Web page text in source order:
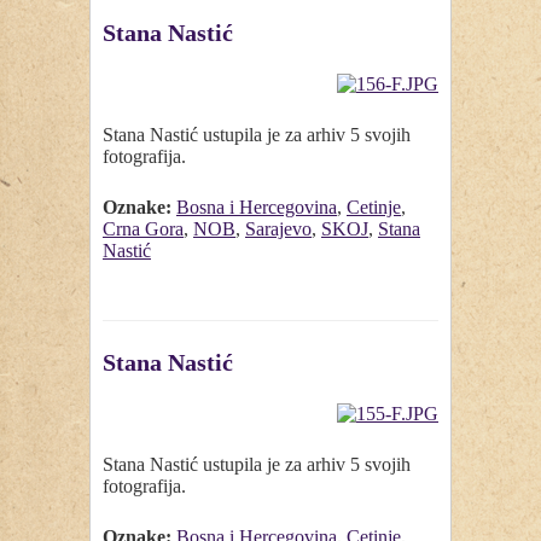
Stana Nastić
Stana Nastić ustupila je za arhiv 5 svojih
fotografija.
Oznake: Bosna i Hercegovina, Cetinje,
Crna Gora, NOB, Sarajevo, SKOJ, Stana
Nastić
Stana Nastić
Stana Nastić ustupila je za arhiv 5 svojih
fotografija.